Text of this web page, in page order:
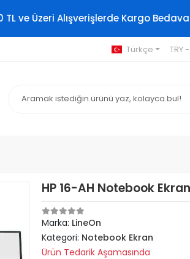
TL ve Üzeri Alışverişlerde Kargo
Türkçe TRY
HP 16-AH Notebook
Marka: LineOn
Kategori: Notebook Ekran
Ürün Tedarik Aşamasında